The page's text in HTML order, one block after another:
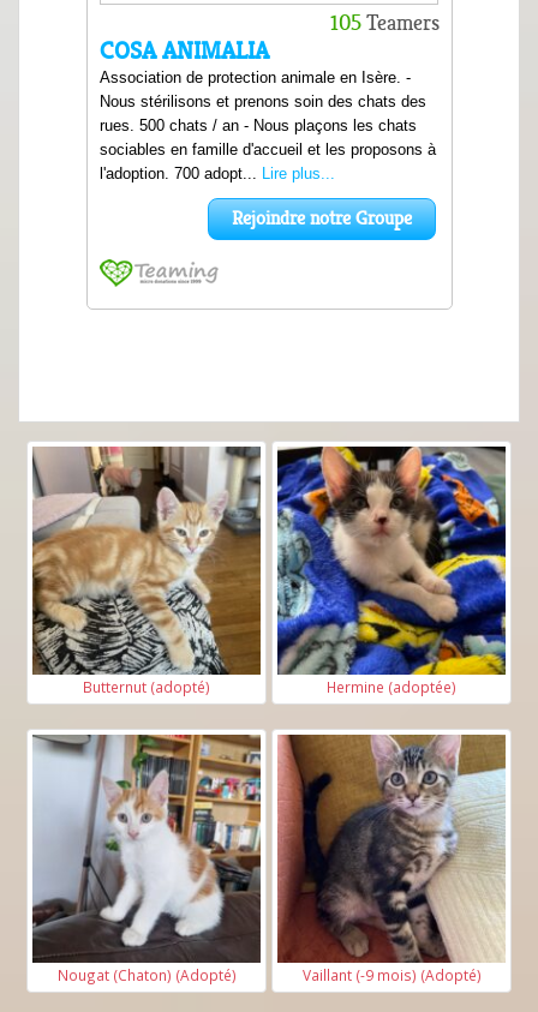
Butternut (adopté) Hermine (adoptée)
Nougat (Chaton) (Adopté) Vaillant (-9 mois) (Adopté)